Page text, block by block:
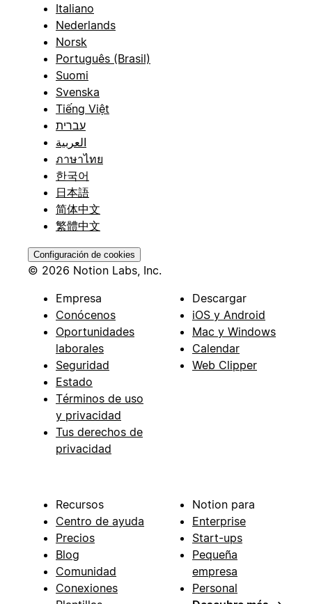
Italiano
Nederlands
Norsk
Português (Brasil)
Suomi
Svenska
Tiếng Việt
עברית
العربية
ภาษาไทย
한국어
日本語
简体中文
繁體中文
Configuración de cookies
© 2026 Notion Labs, Inc.
Empresa
Conócenos
Oportunidades
laborales
Seguridad
Estado
Términos de uso
y privacidad
Tus derechos de
privacidad
Descargar
iOS y Android
Mac y Windows
Calendar
Web Clipper
Recursos
Centro de ayuda
Precios
Blog
Comunidad
Conexiones
Notion para
Enterprise
Start-ups
Pequeña
empresa
Personal